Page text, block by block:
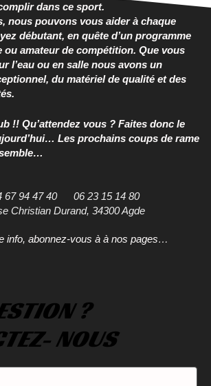
dans ce sport.
nous pouvons vous aider à chaque
débutant, en quête d’un programme
ou amateur de compétition. Que vous
l’eau ou en salle nous avons un
du matériel de qualité et des
!! Qu’attendez vous ? Faites donc le
Les prochains coups de rame
67 94 47 40
06 23 15 14 80
Christian Durand, 34300 Agde
info, abonnez-vous à à nos pages…
?
NOUS